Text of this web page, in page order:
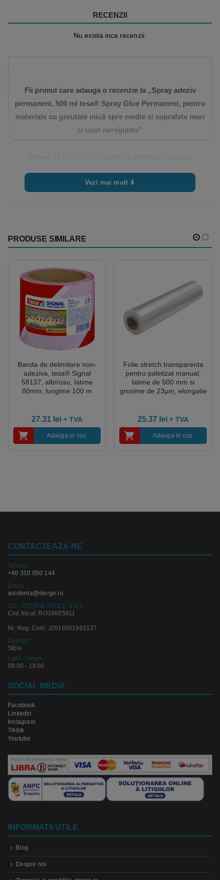
piele, polistiren şi multe alte plastice.
• Se poate folosi pentru suprafete mari,
materiale cu greutate mică spre medie, cu
întinse
RECENZII
Nu exista inca recenzii.
Fii primul care adauga o recenzie la „Spray adeziv
permanent, 500 ml tesa® Spray Glue Permanent, pentru
materiale cu greutate mică spre medie si suprafete mari
si usor neregulate”
Vezi mai mult ⬇
PRODUSE SIMILARE
Banda de delimitare non-
adeziva, tesa® Signal
58137, alb/rosu, latime
80mm, lungime 100 m
27.31 lei + TVA
Adauga in cos
Folie stretch transparenta
pentru paletizat manual,
latime de 500 mm si
grosime de 23µm, elongatie
25.37 lei + TVA
Adauga in cos
CONTACTEAZA-NE
Telefon:
+40 310 050 144
Email
asistenta@sterge.ro
S.C. STERGE ORICE S.R.L.
Cod fiscal: RO39605911
Nr. Reg. Com: J2018001962137
Depozit:
Sibiu
Luni - Vineri:
09:00 - 18:00
SOCIAL MEDIA
Facebook
Linkedin
Instagram
Tiktok
Youtube
INFORMATII UTILE
Blog
Despre noi